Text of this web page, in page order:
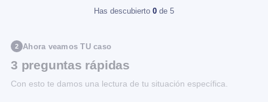
Has descubierto 0 de 5
2 Ahora veamos TU caso
3 preguntas rápidas
Con esto te damos una lectura de tu situación específica.